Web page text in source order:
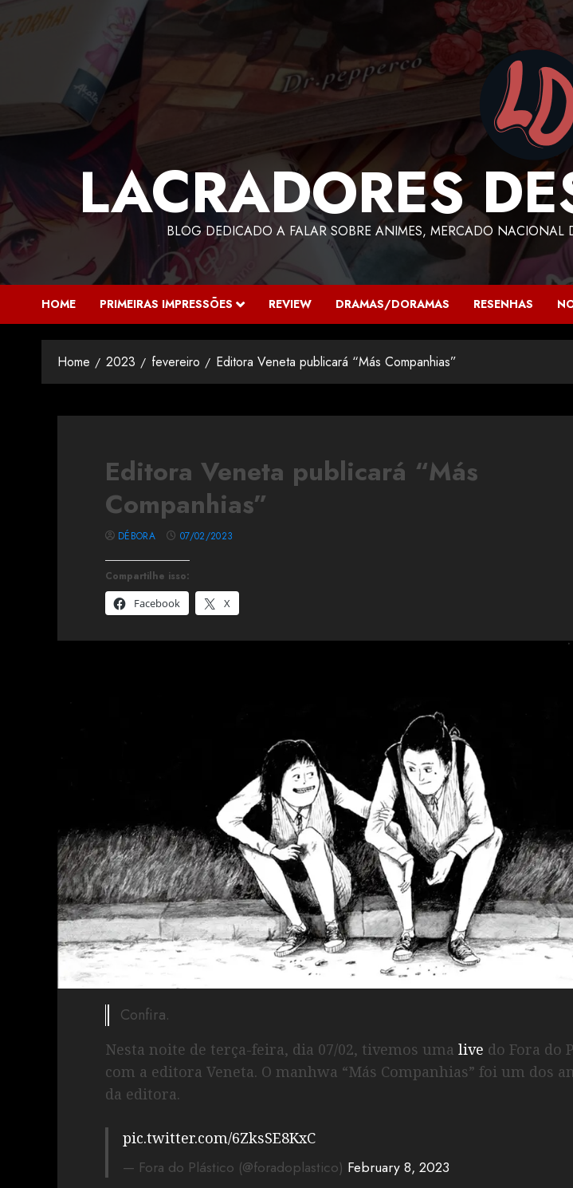
LACRADORES
BLOG DEDICADO A FALAR SOBRE ANIMES, MERCADO NACIONAL
HOME PRIMEIRAS IMPRESSÕES REVIEW DRAMAS/DORAMAS RESENHAS
Home 2023 fevereiro Editora Veneta publicará “Más Companhias”
Editora Veneta publicará “Más
Companhias”
Compartilhe isso:
Facebook
X
DÉBORA 07/02/2023
Confira.
Nesta noite de terça-feira, dia 07/02, tivemos uma live do Fora do
com a editora Veneta. O manhwa “Más Companhias” foi um dos
da editora.
pic.twitter.com/6ZksSE8KxC
— Fora do Plástico (@foradoplastico) February 8, 2023